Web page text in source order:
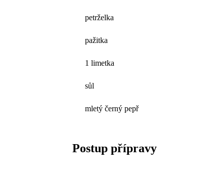
petrželka
pažitka
1 limetka
sůl
mletý černý pepř
Postup přípravy